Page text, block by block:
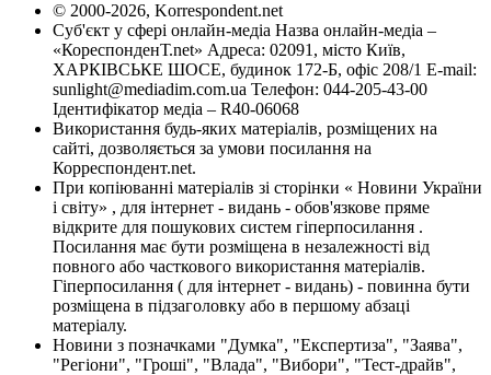
© 2000-2026, Korrespondent.net
Суб'єкт у сфері онлайн-медіа Назва онлайн-медіа –
«КореспонденТ.net» Адреса: 02091, місто Київ,
ХАРКІВСЬКЕ ШОСЕ, будинок 172-Б, офіс 208/1 E-mail:
sunlight@mediadim.com.ua Телефон: 044-205-43-00
Ідентифікатор медіа – R40-06068
Використання будь-яких матеріалів, розміщених на
сайті, дозволяється за умови посилання на
Корреспондент.net.
При копіюванні матеріалів зі сторінки « Новини України
і світу» , для інтернет - видань - обов'язкове пряме
відкрите для пошукових систем гіперпосилання .
Посилання має бути розміщена в незалежності від
повного або часткового використання матеріалів.
Гіперпосилання ( для інтернет - видань) - повинна бути
розміщена в підзаголовку або в першому абзаці
матеріалу.
Новини з позначками "Думка", "Експертиза", "Заява",
"Регіони", "Гроші", "Влада", "Вибори", "Тест-драйв",